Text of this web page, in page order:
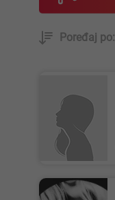
Poređaj po: